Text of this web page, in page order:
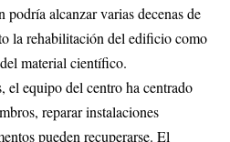
podría alcanzar varias decenas de
la rehabilitación del edificio como
material científico.
el equipo del centro ha centrado
reparar instalaciones
pueden recuperarse. El